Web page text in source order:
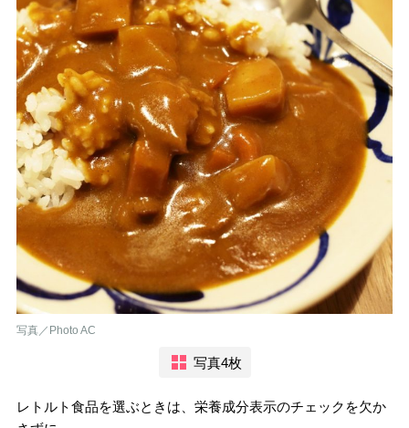
写真／Photo AC
写真4枚
レトルト食品を選ぶときは、栄養成分表示のチェックを欠か